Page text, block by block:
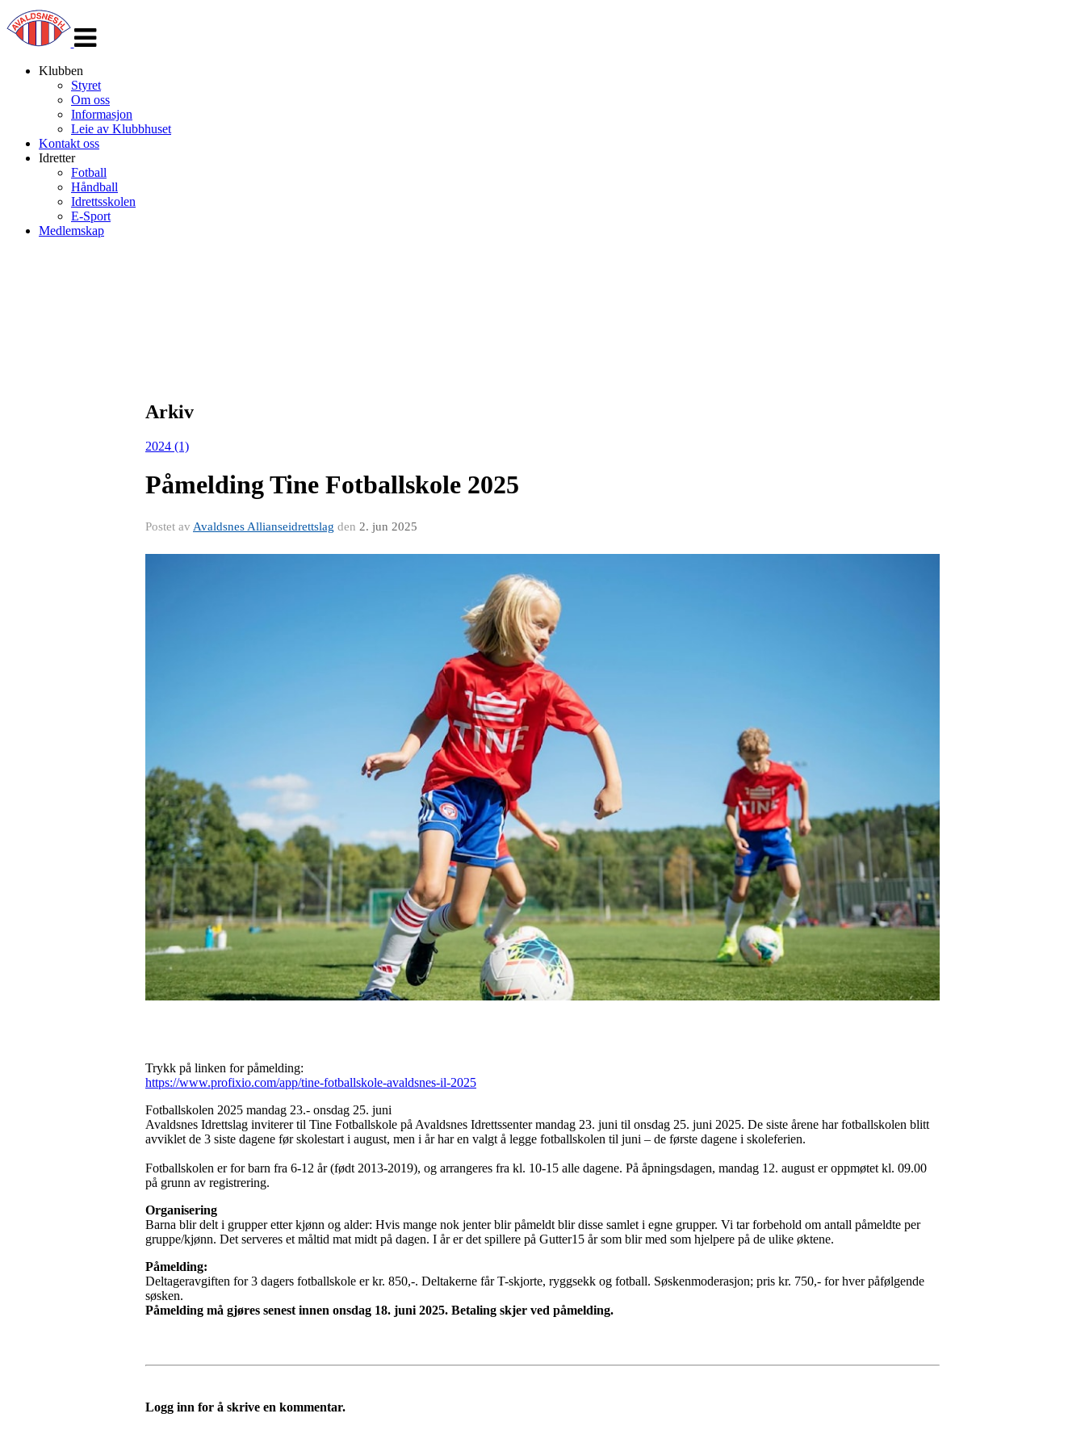
navigasjon
Klubben
Styret
Om oss
Informasjon
Leie av Klubbhuset
Kontakt oss
Idretter
Fotball
Håndball
Idrettsskolen
E-Sport
Medlemskap
Arkiv
2024 (1)
Påmelding Tine Fotballskole 2025
Postet av Avaldsnes Allianseidrettslag den 2. jun 2025
Trykk på linken for påmelding:
https://www.profixio.com/app/tine-fotballskole-avaldsnes-il-2025
Fotballskolen 2025 mandag 23.- onsdag 25. juni
Avaldsnes Idrettslag inviterer til Tine Fotballskole på Avaldsnes Idrettssenter mandag 23. juni til onsdag 25. juni 2025. De siste årene har fotballskolen blitt
avviklet de 3 siste dagene før skolestart i august, men i år har en valgt å legge fotballskolen til juni – de første dagene i skoleferien.
Fotballskolen er for barn fra 6-12 år (født 2013-2019), og arrangeres fra kl. 10-15 alle dagene. På åpningsdagen, mandag 12. august er oppmøtet kl. 09.00
på grunn av registrering.
Organisering
Barna blir delt i grupper etter kjønn og alder: Hvis mange nok jenter blir påmeldt blir disse samlet i egne grupper. Vi tar forbehold om antall påmeldte per
gruppe/kjønn. Det serveres et måltid mat midt på dagen. I år er det spillere på Gutter15 år som blir med som hjelpere på de ulike øktene.
Påmelding:
Deltageravgiften for 3 dagers fotballskole er kr. 850,-. Deltakerne får T-skjorte, ryggsekk og fotball. Søskenmoderasjon; pris kr. 750,- for hver påfølgende
søsken.
Påmelding må gjøres senest innen onsdag 18. juni 2025. Betaling skjer ved påmelding.
Logg inn for å skrive en kommentar.